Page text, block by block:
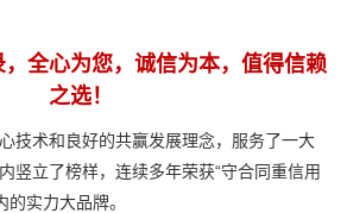
全心为您，诚信为本，值得信赖
之选！
技术和良好的共赢发展理念，服务了一大
竖立了榜样，连续多年荣获“守合同重信用
实力大品牌。